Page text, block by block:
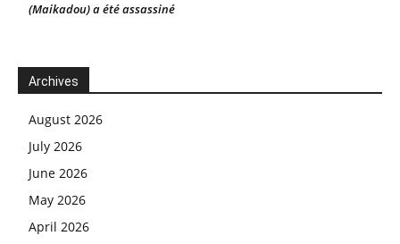
(Maikadou) a été assassiné
Archives
August 2026
July 2026
June 2026
May 2026
April 2026